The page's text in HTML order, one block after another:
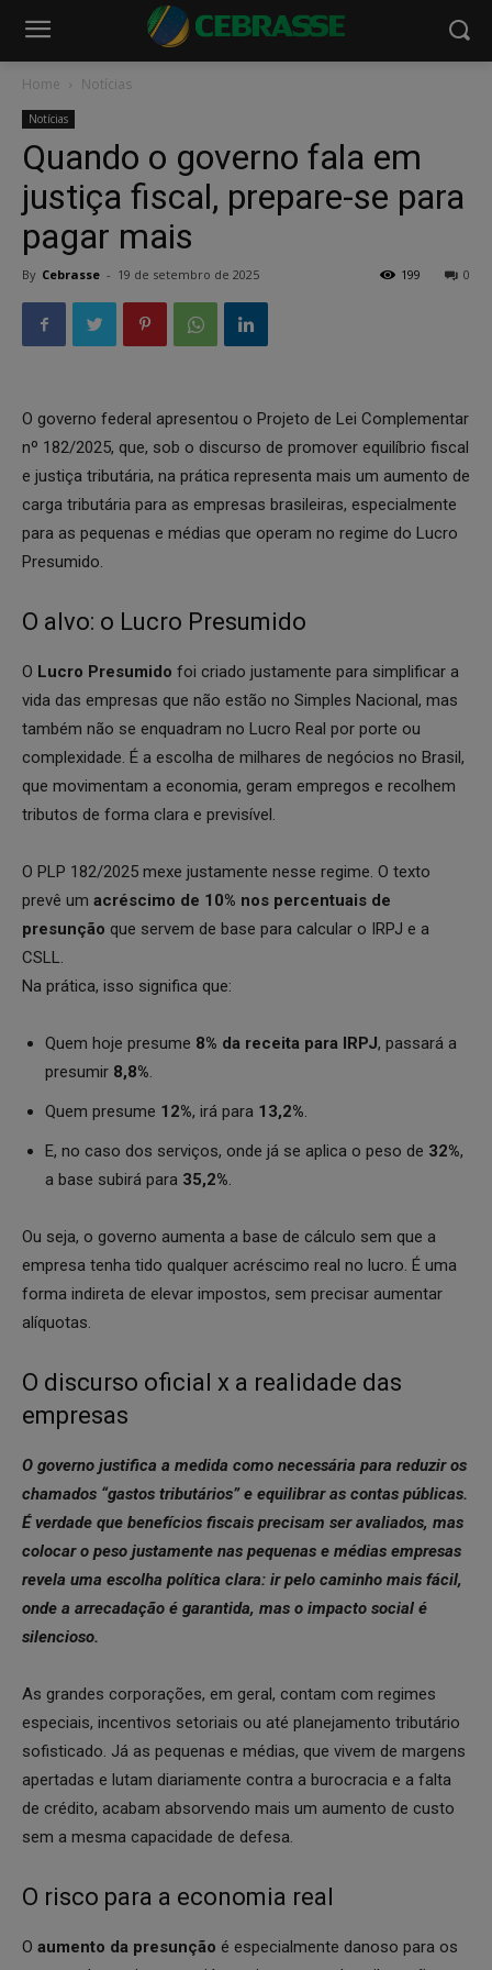
Home Notícias
Notícias
Quando o governo fala em
justiça fiscal, prepare-se para
pagar mais
By Cebrasse - 19 de setembro de 2025 0
199
O governo federal apresentou o Projeto de Lei Complementar
nº 182/2025, que, sob o discurso de promover equilíbrio fiscal
e justiça tributária, na prática representa mais um aumento de
carga tributária para as empresas brasileiras, especialmente
para as pequenas e médias que operam no regime do Lucro
Presumido.
O alvo: o Lucro Presumido
O Lucro Presumido foi criado justamente para simplificar a
vida das empresas que não estão no Simples Nacional, mas
também não se enquadram no Lucro Real por porte ou
complexidade. É a escolha de milhares de negócios no Brasil,
que movimentam a economia, geram empregos e recolhem
tributos de forma clara e previsível.
O PLP 182/2025 mexe justamente nesse regime. O texto
prevê um acréscimo de 10% nos percentuais de
presunção que servem de base para calcular o IRPJ e a
CSLL.
Na prática, isso significa que:
Quem hoje presume 8% da receita para IRPJ, passará a
presumir 8,8%.
Quem presume 12%, irá para 13,2%.
E, no caso dos serviços, onde já se aplica o peso de 32%,
a base subirá para 35,2%.
Ou seja, o governo aumenta a base de cálculo sem que a
empresa tenha tido qualquer acréscimo real no lucro. É uma
forma indireta de elevar impostos, sem precisar aumentar
alíquotas.
O discurso oficial x a realidade das
empresas
O governo justifica a medida como necessária para reduzir os
chamados “gastos tributários” e equilibrar as contas públicas.
É verdade que benefícios fiscais precisam ser avaliados, mas
colocar o peso justamente nas pequenas e médias empresas
revela uma escolha política clara: ir pelo caminho mais fácil,
onde a arrecadação é garantida, mas o impacto social é
silencioso.
As grandes corporações, em geral, contam com regimes
especiais, incentivos setoriais ou até planejamento tributário
sofisticado. Já as pequenas e médias, que vivem de margens
apertadas e lutam diariamente contra a burocracia e a falta
de crédito, acabam absorvendo mais um aumento de custo
sem a mesma capacidade de defesa.
O risco para a economia real
O aumento da presunção é especialmente danoso para os